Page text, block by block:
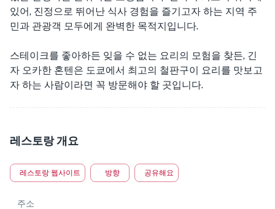
있어, 진정으로 뛰어난 식사 경험을 즐기고자 하는 지역 주
민과 관광객 모두에게 완벽한 목적지입니다.
스테이크를 좋아하든 잊을 수 없는 요리의 모험을 찾든, 긴
자 오카한 혼텐은 도쿄에서 최고의 철판구이 요리를 맛보고
자 하는 사람이라면 꼭 방문해야 할 곳입니다.
레스토랑 개요
레스토랑 웹사이트 방향 공유해요
주소